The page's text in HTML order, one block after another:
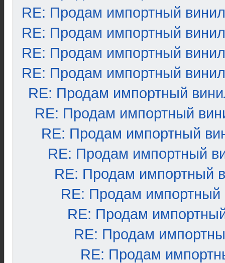
RE: Продам импортный винил
RE: Продам импортный винил
RE: Продам импортный винил
RE: Продам импортный винил
RE: Продам импортный
RE: Продам импортный
RE: Продам импортный
RE: Продам импортный
RE: Продам импортный
RE: Продам импортный
RE: Продам
RE: Продам
RE: Продам